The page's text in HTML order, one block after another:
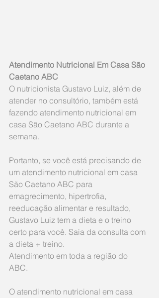
Atendimento Nutricional Em Casa São
Caetano ABC
O nutricionista Gustavo Luiz, além de
atender no consultório, também está
fazendo atendimento nutricional em
casa São Caetano ABC durante a
semana.
Portanto, se você está precisando de
um atendimento nutricional em casa
São Caetano ABC para
emagrecimento, hipertrofia,
reeducação alimentar e resultado,
Gustavo Luiz tem a dieta e o treino
certo para você. Saia da consulta com
a dieta + treino.
Atendimento em toda a região do
ABC.​​
O atendimento nutricional em casa